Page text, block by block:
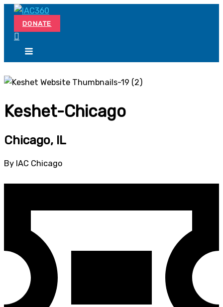
Skip
content
DONATE
Keshet-Chicago
Chicago, IL
By IAC Chicago
Search...